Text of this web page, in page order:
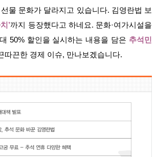
물 문화가 달라지고 있습니다. 김영란법 보
’까지 등장했다고 하네요. 문화·여가시설을
50% 할인을 실시하는 내용을 담은 추석민
따끈한 경제 이슈, 만나보겠습니다.